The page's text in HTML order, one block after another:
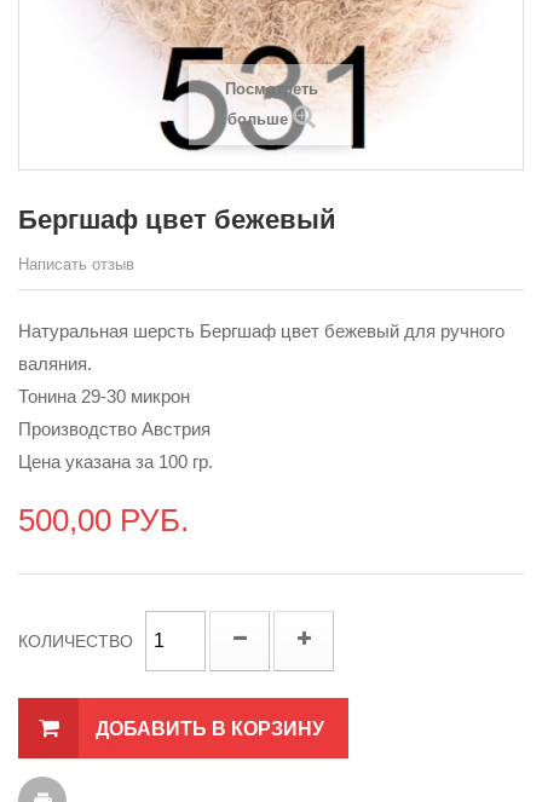
Посмотреть
больше
Бергшаф цвет бежевый
Написать отзыв
Натуральная шерсть Бергшаф цвет бежевый для ручного
валяния.
Тонина 29-30 микрон
Производство Австрия
Цена указана за 100 гр.
500,00 РУБ.
КОЛИЧЕСТВО
ДОБАВИТЬ В КОРЗИНУ